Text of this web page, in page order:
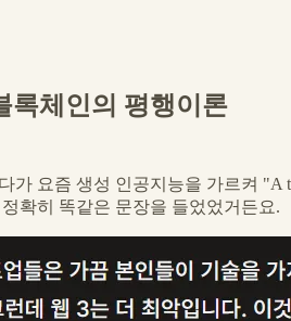
록체인의 평행이론
가 요즘 생성 인공지능을 가르켜 "A
정확히 똑같은 문장을 들었었거든요.